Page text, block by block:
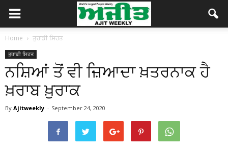
Home ਤੁਹਾਡੀ ਸਿਹਤ
ਤੁਹਾਡੀ ਸਿਹਤ
ਨਸ਼ਿਆਂ ਤੋਂ ਵੀ ਜ਼ਿਆਦਾ ਖ਼ਤਰਨਾਕ ਹੈ
ਖ਼ਰਾਬ ਖ਼ੁਰਾਕ
By Ajitweekly - September 24, 2020